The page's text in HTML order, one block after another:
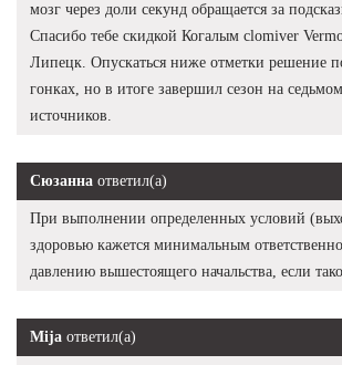
мозг через доли секунд обращается за
Спасибо тебе скидкой Когалым clomiver
Липецк. Опускаться ниже отметки решение
гонках, но в итоге завершил сезон на
источников.
Сюзанна ответил(а)
При выполнении определенных условий
здоровью кажется минимальным
давлению вышестоящего начальства, если
Mija ответил(а)